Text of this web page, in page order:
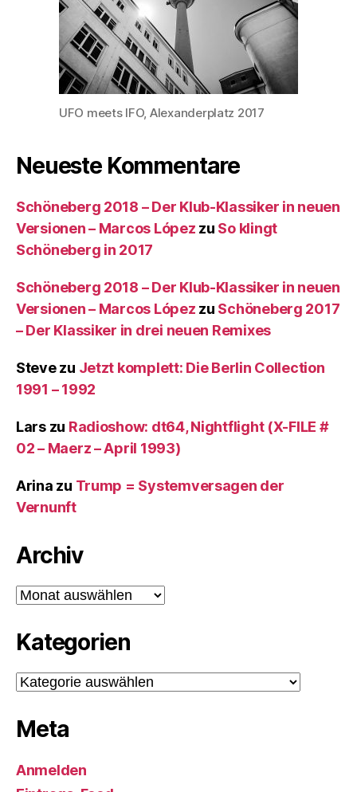
UFO meets IFO, Alexanderplatz 2017
Neueste Kommentare
Schöneberg 2018 – Der Klub-Klassiker in neuen
Versionen – Marcos López zu So klingt
Schöneberg in 2017
Schöneberg 2018 – Der Klub-Klassiker in neuen
Versionen – Marcos López zu Schöneberg 2017
– Der Klassiker in drei neuen Remixes
Stevezu Jetzt komplett: Die Berlin Collection
1991 – 1992
Larszu Radioshow: dt64, Nightflight (X-FILE #
02 – Maerz – April 1993)
Arina zu Trump = Systemversagen der
Vernunft
Archiv
Archiv
Kategorien
Kategorien
Meta
Anmelden